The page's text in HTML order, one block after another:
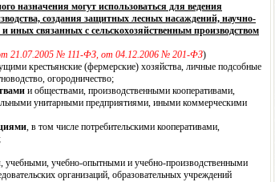
назначения могут использоваться для ведения
создания защитных лесных насаждений, научно-
и иных связанных с сельскохозяйственным производством
21.07.2005 № 111-ФЗ, от 04.12.2006 № 201-ФЗ)
крестьянские (фермерские) хозяйства, личные подсобные
огородничество;
и обществами, производственными кооперативами,
унитарными предприятиями, иными коммерческими
, в том числе потребительскими кооперативами,
, учебными, учебно-опытными и учебно-производственными
организаций, образовательных учреждений